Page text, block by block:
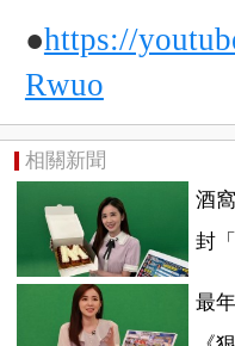
●https://
Rwuo
相關新聞
酒
封
最